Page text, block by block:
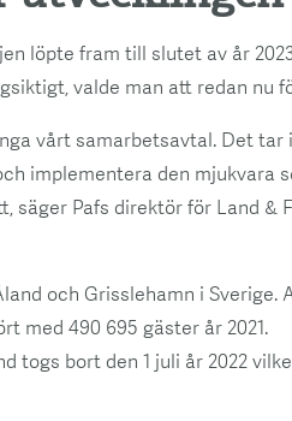
löpte fram till slutet av år
valde man att redan nu
vårt samarbetsavtal. Det tar
implementera den mjukvara
säger Pafs direktör för Land &
och Grisslehamn i Sverige.
med 490 695 gäster år 2021.
togs bort den 1 juli år 2022